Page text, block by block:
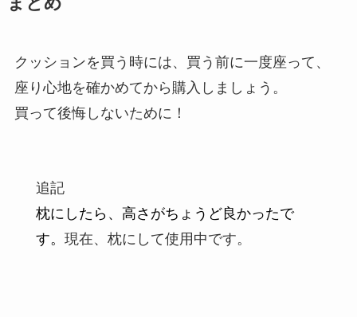
クッションを買う時には、買う前に一度座って、
座り心地を確かめてから購入しましょう。
買って後悔しないために ！
追記
枕にしたら、高さがちょうど良かったで
す。 現在、枕にして使用中です。